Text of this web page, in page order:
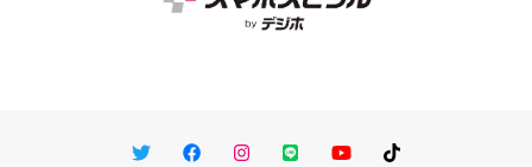
TwitterFacebookInstagram
LINE You TubeTikTok